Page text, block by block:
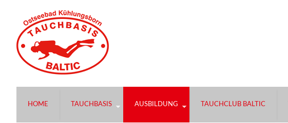
HOME TAUCHBASIS AUSBILDUNG TAUCHCLUB BALTIC